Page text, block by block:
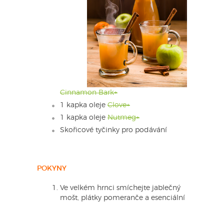
Cinnamon Bark+
1 kapka oleje Clove+
1 kapka oleje Nutmeg+
Skořicové tyčinky pro podávání
POKYNY
Ve velkém hrnci smíchejte jablečný
mošt, plátky pomeranče a esenciální